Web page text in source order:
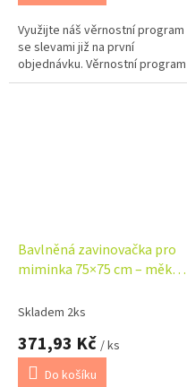
Využijte náš věrnostní program
se slevami již na první
objednávku. Věrnostní program
Bavlněná zavinovačka pro
miminka 75×75 cm – měkká,
Skladem 2ks
371,93 Kč / ks
Do košíku